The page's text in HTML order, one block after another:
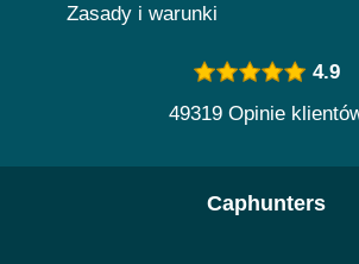
Zasady i warunki
4.9
49319 Opinie
Caphunters